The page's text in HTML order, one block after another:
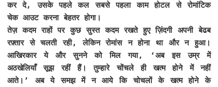
कर दे, उसके पहले कल सबसे पहला काम होटल से रोमांटिक
चेक आउट करना बेहतर होगा।
तेज़ कदम राहों पर कुछ सुस्त कदम रखते हुए ज़िंदगी अपनी बेढब
रफ़्तार से चलती रही, लेकिन रोमांस न होना था और न हुआ।
आखिरकार ये और सुनने को मिल गया, ‘अब इस उम्र में
अठखेलियाँ सूझ रहीं हैं। तुम्हारे चोंचले ही खत्म होने में नहीं
आते।’ अब ये समझ में न आये कि चोचलों के खत्म होने के